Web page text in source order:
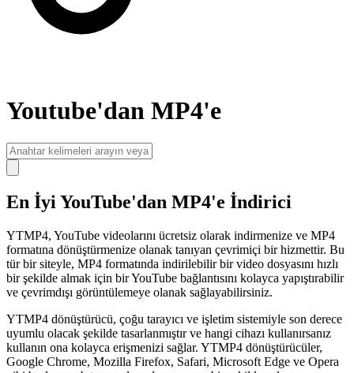
Youtube'dan MP4'e
En İyi YouTube'dan MP4'e İndirici
YTMP4, YouTube videolarını ücretsiz olarak indirmenize ve MP4
formatına dönüştürmenize olanak tanıyan çevrimiçi bir hizmettir. Bu
tür bir siteyle, MP4 formatında indirilebilir bir video dosyasını hızlı
bir şekilde almak için bir YouTube bağlantısını kolayca yapıştırabilir
ve çevrimdışı görüntülemeye olanak sağlayabilirsiniz.
YTMP4 dönüştürücü, çoğu tarayıcı ve işletim sistemiyle son derece
uyumlu olacak şekilde tasarlanmıştır ve hangi cihazı kullanırsanız
kullanın ona kolayca erişmenizi sağlar. YTMP4 dönüştürücüler,
Google Chrome, Mozilla Firefox, Safari, Microsoft Edge ve Opera